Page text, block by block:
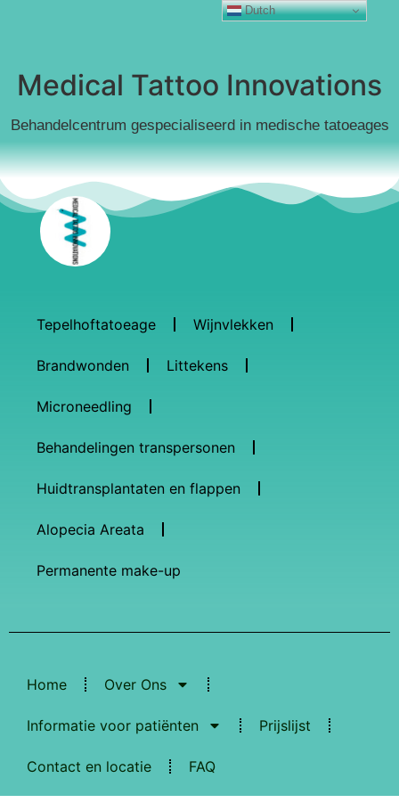
Medical Tattoo Innovations
Behandelcentrum gespecialiseerd in medische tatoeages
Tepelhoftatoeage Wijnvlekken
Brandwonden Littekens
Microneedling
Behandelingen transpersonen
Huidtransplantaten en flappen
Alopecia Areata
Permanente make-up
Home Over Ons
Informatie voor patiënten Prijslijst
Contact en locatie FAQ
Dutch